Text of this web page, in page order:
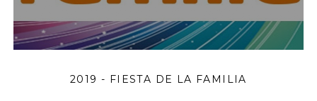
2019 - FIESTA DE LA FAMILIA